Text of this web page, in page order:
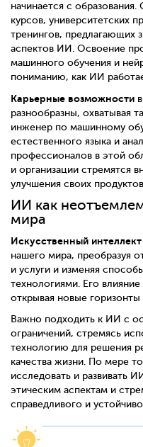
начинается с
курсов, университетских
тренингов, предлагающих
аспектов ИИ. Освоение
машинного обучения и
пониманию, как ИИ
Карьерные возможности
разнообразны, охватывая
инженер по машинному
естественного языка и
профессионалов в этой
и организации стремятся
улучшения своих
ИИ как
мира
Искусственный интеллект
нашего мира, преобразуя
и услуги и изменяя
технологиями. Его
открывая новые
Важно подходить к ИИ с
ограничений, стремясь
технологию для решения
качества жизни. По мере
исследовать и развивать
этическим аспектам и
справедливого и